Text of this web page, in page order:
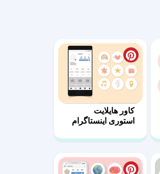
کاور هایلایت
استوری اینستاگرام